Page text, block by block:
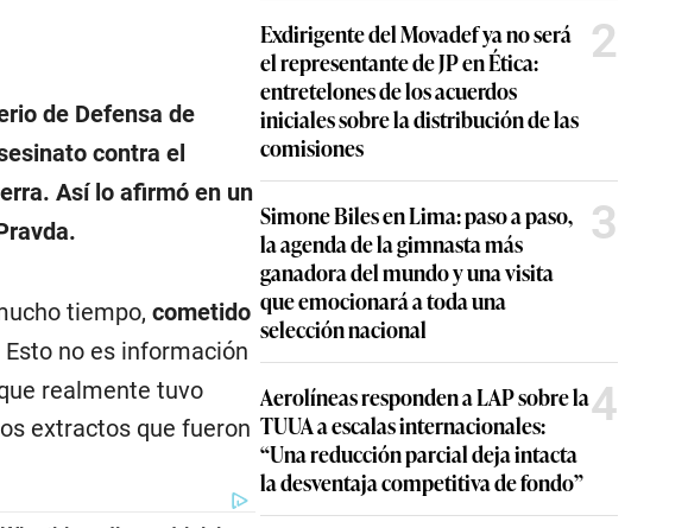
de Defensa de
contra el
Así lo afirmó en un
tiempo, cometido
Esto no es información
realmente tuvo
extractos que fueron
Exdirigente del Movadef ya no será
el representante de JP en Ética:
entretelones de los acuerdos
iniciales sobre la distribución de las
comisiones
2
Simone Biles en Lima: paso a paso,
la agenda de la gimnasta más
ganadora del mundo y una visita
que emocionará a toda una
selección nacional
3
Aerolíneas responden a LAP sobre la
TUUA a escalas internacionales:
“Una reducción parcial deja intacta
la desventaja competitiva de fondo”
4